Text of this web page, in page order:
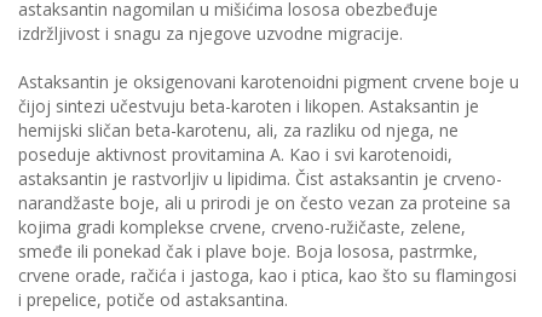
astaksantin nagomilan u mišićima lososa obezbeđuje
izdržljivost i snagu za njegove uzvodne migracije.
Astaksantin је oksigenovani karotenoidni pigment crvene boje u
čijoj sintezi učestvuju beta-karoten i likopen. Astaksantin je
hemijski sličan beta-karotenu, ali, za razliku od njega, ne
poseduje aktivnost provitamina A. Kao i svi karotenoidi,
astaksantin je rastvorljiv u lipidima. Čist astaksantin je crveno-
narandžaste boje, ali u prirodi je on često vezan za proteine sa
kojima gradi komplekse crvene, crveno-ružičaste, zelene,
smeđe ili ponekad čak i plave boje. Boja lososa, pastrmke,
crvene orade, račića i jastoga, kao i ptica, kao što su flamingosi
i prepelice, potiče od astaksantina.